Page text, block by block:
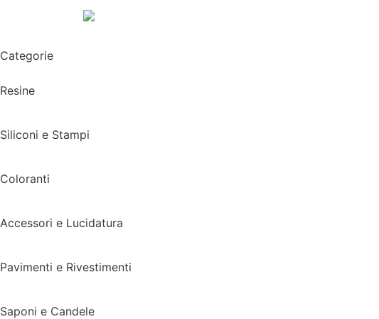
Categorie
Resine
Siliconi e Stampi
Coloranti
Accessori e Lucidatura
Pavimenti e Rivestimenti
Saponi e Candele